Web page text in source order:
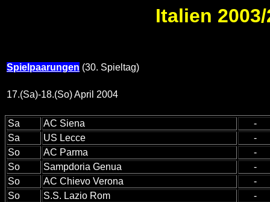
Italien
Spielpaarungen (30. Spieltag)
17.(Sa)-18.(So) April 2004
Sa AC Siena
-
Sa
US Lecce
-
So
AC Parma
-
So
Sampdoria Genua
-
So
AC Chievo Verona
-
So
S.S. Lazio Rom
-